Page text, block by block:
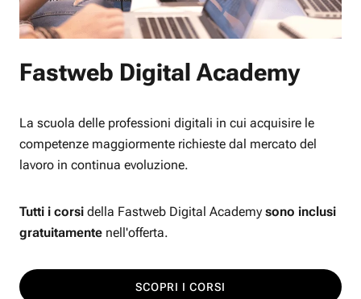
Fastweb Digital Academy
La scuola delle professioni digitali in cui acquisire le
competenze maggiormente richieste dal mercato del
lavoro in continua evoluzione.
Tutti i corsi della Fastweb Digital Academy sono inclusi
gratuitamente nell'offerta.
SCOPRI I CORSI